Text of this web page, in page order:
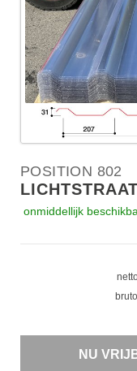
POSITION 802
onmiddellijk
bruto
NU